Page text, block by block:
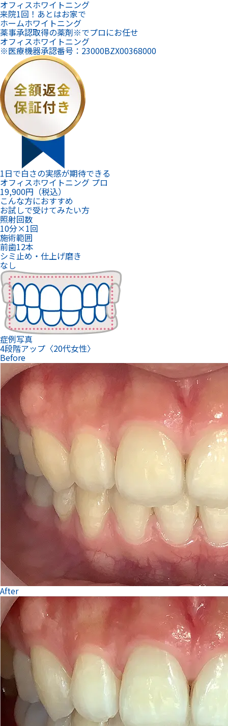
1日で白さの実感が期待できる
オフィスホワイトニング プロ
19,900円（税込）
こんな方におすすめ
お試しで受けてみたい方
照射回数
10分×1回
施術範囲
前歯12本
シミ止め・仕上げ磨き
なし
症例写真
4段階アップ〈20代女性〉
Before